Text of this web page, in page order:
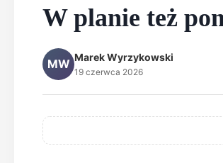
W planie też
MW Marek Wyrzykowski
19 czerwca 2026